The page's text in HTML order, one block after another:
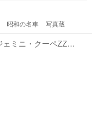
昭和の名車 写真蔵
いすゞジェミニ・クーペZZ（昭和54／1979年11月発売・PF60型）【昭和の名車・完全版ダイジェスト108】